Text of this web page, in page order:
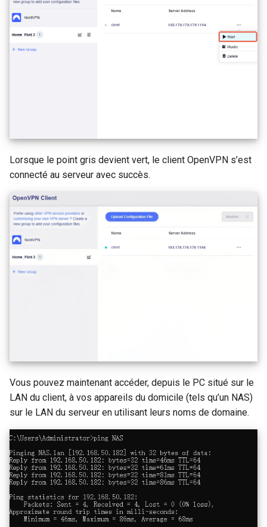
Lorsque le point gris devient vert, le client OpenVPN s’est
connecté au serveur avec succès.
Vous pouvez maintenant accéder, depuis le PC situé sur le
LAN du client, à vos appareils du domicile (tels qu’un NAS)
sur le LAN du serveur en utilisant leurs noms de domaine.